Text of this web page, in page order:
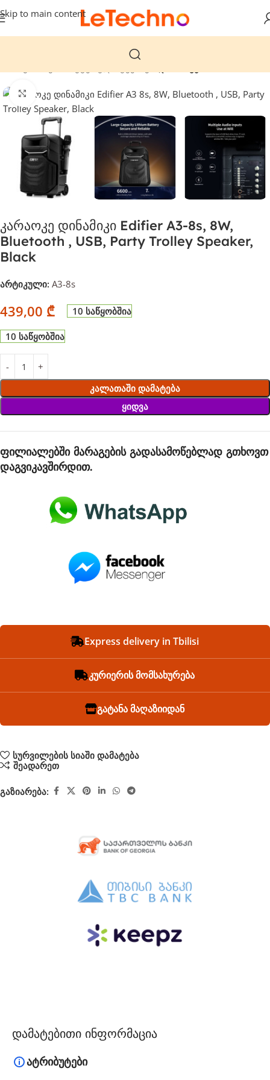
Skip to main content
დააჭირეთ გასადიდებლად
კარაოკე დინამიკი Edifier A3-8s, 8W,
Bluetooth , USB, Party Trolley Speaker,
Black
არტიკული: A3-8s
439,00 ₾ 10 საწყობშია
10 საწყობშია
Კალათაში Დამატება
Ყიდვა
ფილიალებში მარაგების გადასამოწებლად გთხოვთ
დაგვიკავშირდით.
Express delivery in Tbilisi
კურიერის მომსახურება
გატანა მაღაზიიდან
სურვილების სიაში დამატება
შეადარეთ
გაზიარება:
დამატებითი ინფორმაცია
ატრიბუტები